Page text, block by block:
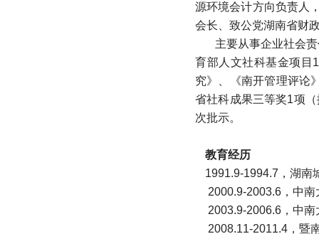
源环境会计方向负责人
会长、致公党湖南省财
主要从事企业社会
育部人文社科基金项目
究》、《南开管理评论
省社科成果三等奖1项
次批示。
教育经历
1991.9-1994.7，湖南
2000.9-2003.6，中
2003.9-2006.6，中
2008.11-2011.4，暨